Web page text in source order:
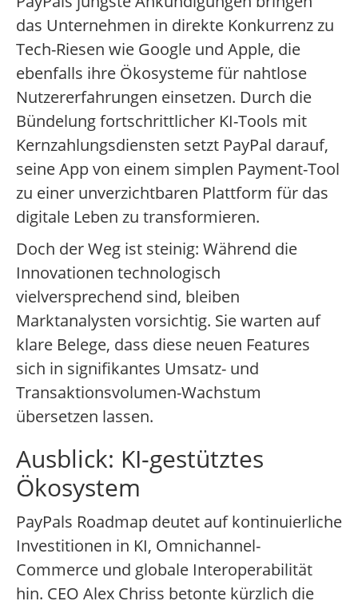
das Unternehmen in direkte Konkurrenz zu
Tech-Riesen wie Google und Apple, die
ebenfalls ihre Ökosysteme für nahtlose
Nutzererfahrungen einsetzen. Durch die
Bündelung fortschrittlicher KI-Tools mit
Kernzahlungsdiensten setzt PayPal darauf,
seine App von einem simplen Payment-Tool
zu einer unverzichtbaren Plattform für das
digitale Leben zu transformieren.
Doch der Weg ist steinig: Während die
Innovationen technologisch
vielversprechend sind, bleiben
Marktanalysten vorsichtig. Sie warten auf
klare Belege, dass diese neuen Features
sich in signifikantes Umsatz- und
Transaktionsvolumen-Wachstum
übersetzen lassen.
Ausblick: KI-gestütztes
Ökosystem
PayPals Roadmap deutet auf kontinuierliche
Investitionen in KI, Omnichannel-
Commerce und globale Interoperabilität
hin. CEO Alex Chriss betonte kürzlich die